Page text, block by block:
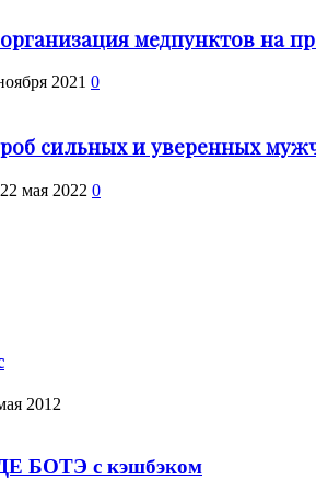
медпунктов на
2021 0
сильных и уверенных
22 мая 2022 0
2012
БОТЭ с кэшбэком